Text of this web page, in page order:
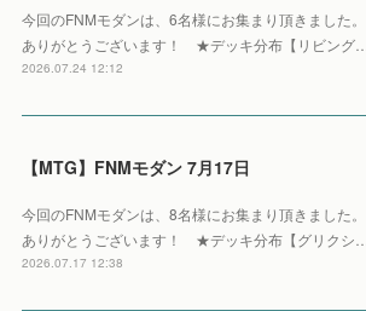
今回のFNMモダンは、6名様にお集まり頂きました。
ありがとうございます！ ★デッキ分布【リビング…
2026.07.24 12:12
【MTG】FNMモダン 7月17日
今回のFNMモダンは、8名様にお集まり頂きました。
ありがとうございます！ ★デッキ分布【グリクシ…
2026.07.17 12:38